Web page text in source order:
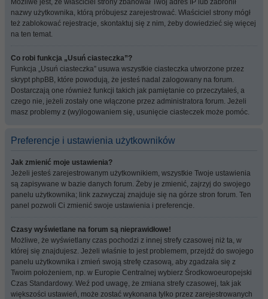
Możliwe jest, że właściciel strony zbanował Twój adres IP lub zabronił
nazwy użytkownika, którą próbujesz zarejestrować. Właściciel strony mógł
też zablokować rejestracje, skontaktuj się z nim, żeby dowiedzieć się więcej
na ten temat.
Co robi funkcja „Usuń ciasteczka”?
Funkcja „Usuń ciasteczka” usuwa wszystkie ciasteczka utworzone przez
skrypt phpBB, które powodują, że jesteś nadal zalogowany na forum.
Dostarczają one również funkcji takich jak pamiętanie co przeczytałeś, a
czego nie, jeżeli zostały one włączone przez administratora forum. Jeżeli
masz problemy z (wy)logowaniem się, usunięcie ciasteczek może pomóc.
Preferencje i ustawienia użytkowników
Jak zmienić moje ustawienia?
Jeżeli jesteś zarejestrowanym użytkownikiem, wszystkie Twoje ustawienia
są zapisywane w bazie danych forum. Żeby je zmienić, zajrzyj do swojego
panelu użytkownika; link zazwyczaj znajduje się na górze stron forum. Ten
panel pozwoli Ci zmienić swoje ustawienia i preferencje.
Czasy wyświetlane na forum są nieprawidłowe!
Możliwe, że wyświetlany czas pochodzi z innej strefy czasowej niż ta, w
której się znajdujesz. Jeżeli właśnie to jest problemem, przejdź do swojego
panelu użytkownika i zmień swoją strefę czasową, aby zgadzała się z
Twoim położeniem, np. w Europie Centralnej wybierz Środkowoeuropejski
Czas Standardowy. Weź pod uwagę, że zmiana strefy czasowej, tak jak
większości ustawień, może zostać wykonana tylko przez zarejestrowanych